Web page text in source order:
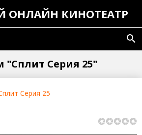
ОНЛАЙН КИНОТЕАТР
search
"Сплит Серия 25"
Серия 25